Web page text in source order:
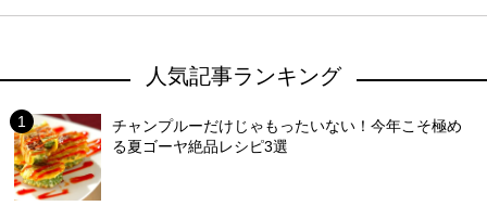
人気記事ランキング
チャンプルーだけじゃもったいない！今年こそ極め
る夏ゴーヤ絶品レシピ3選